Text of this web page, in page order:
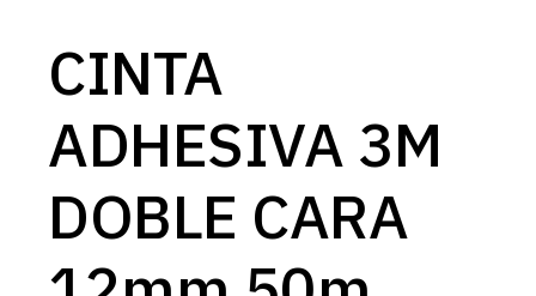
CINTA
ADHESIVA 3M
DOBLE CARA